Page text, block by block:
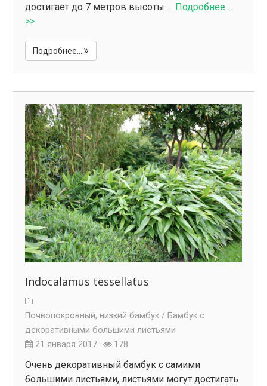
достигает до 7 метров высоты … Подробнее …
>>
Подробнее...
Indocalamus tessellatus
Почвопокровный, низкий бамбук / Бамбук с
декоративными большими листьями
21 января 2017
178
Очень декоративный бамбук с самими
большими листьями, листьями могут достигать